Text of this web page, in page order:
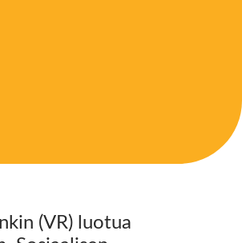
(VR) luotua